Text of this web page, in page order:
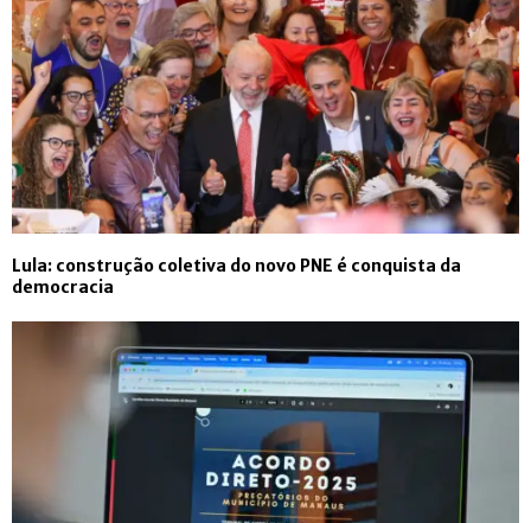
Lula: construção coletiva do novo PNE é conquista da
democracia